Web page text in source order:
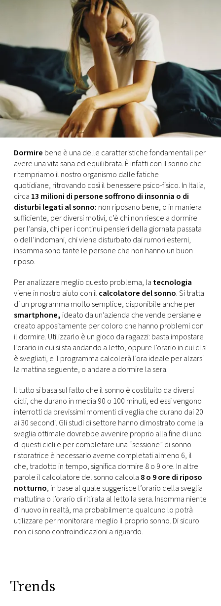
VIDEO
PRINCIPATO
DI
MONACO
RMC
CONSIGLIA
Dormire bene è una delle caratteristiche fondamentali per
avere una vita sana ed equilibrata. È infatti con il sonno che
ritempriamo il nostro organismo dalle fatiche
quotidiane, ritrovando così il benessere psico-fisico. In Italia,
circa 13 milioni di persone soffrono di insonnia o di
disturbi legati al sonno: non riposano bene, o in maniera
sufficiente, per diversi motivi, c’è chi non riesce a dormire
per l’ansia, chi per i continui pensieri della giornata passata
o dell’indomani, chi viene disturbato dai rumori esterni,
insomma sono tante le persone che non hanno un buon
riposo.
Per analizzare meglio questo problema, la tecnologia
viene in nostro aiuto con il calcolatore del sonno. Si tratta
di un programma molto semplice, disponibile anche per
smartphone, ideato da un’azienda che vende persiane e
creato appositamente per coloro che hanno problemi con
il dormire. Utilizzarlo è un gioco da ragazzi: basta impostare
l’orario in cui si sta andando a letto, oppure l’orario in cui ci si
è svegliati, e il programma calcolerà l’ora ideale per alzarsi
la mattina seguente, o andare a dormire la sera.
Il tutto si basa sul fatto che il sonno è costituito da diversi
cicli, che durano in media 90 o 100 minuti, ed essi vengono
interrotti da brevissimi momenti di veglia che durano dai 20
ai 30 secondi. Gli studi di settore hanno dimostrato come la
sveglia ottimale dovrebbe avvenire proprio alla fine di uno
di questi cicli e per completare una “sessione” di sonno
ristoratrice è necessario averne completati almeno 6, il
che, tradotto in tempo, significa dormire 8 o 9 ore. In altre
parole il calcolatore del sonno calcola 8 o 9 ore di riposo
notturno, in base al quale suggerisce l’orario della sveglia
mattutina o l’orario di ritirata al letto la sera. Insomma niente
di nuovo in realtà, ma probabilmente qualcuno lo potrà
utilizzare per monitorare meglio il proprio sonno. Di sicuro
non ci sono controindicazioni a riguardo.
Trends